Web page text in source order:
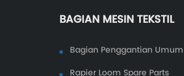
BAGIAN MESIN TEKSTIL
Bagian Penggantian Umum
Rapier Loom Spare Parts